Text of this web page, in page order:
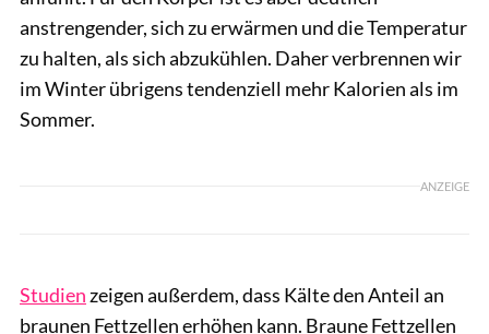
anstrengender, sich zu erwärmen und die Temperatur
zu halten, als sich abzukühlen. Daher verbrennen wir
im Winter übrigens tendenziell mehr Kalorien als im
Sommer.
ANZEIGE
Studienzeigen außerdem, dass Kälte den Anteil an
braunen Fettzellen erhöhen kann. Braune Fettzellen